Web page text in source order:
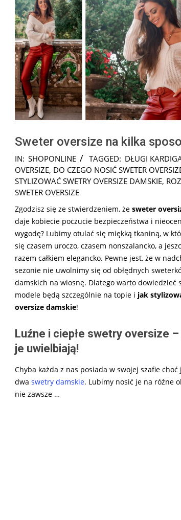
Sweter oversize na kilka
2025-
10-
08
IN: SHOPONLINE TAGGED: DŁUGI
OVERSIZE, DO CZEGO NOSIĆ SWETER
STYLIZOWAĆ SWETRY OVERSIZE DAMSKIE,
SWETER OVERSIZE
Zgodzisz się ze stwierdzeniem, że sweter
daje kobiecie poczucie bezpieczeństwa i
wygodę? Lubimy otulać się miękką tkaniną, w
się czasem uroczo, czasem nonszalancko, a
razem całkiem elegancko. Pewne jest, że w
sezonie nie uwolnimy się od obłędnych
damskich na wiosnę. Dlatego warto dowiedzieć
modele będą szczególnie na topie i jak
oversize damskie!
Luźne i ciepłe swetry oversize
je uwielbiają!
Chyba każda z nas posiada w swojej szafie choć
dwa swetry damskie. Lubimy nosić je na różne
nie zawsze …